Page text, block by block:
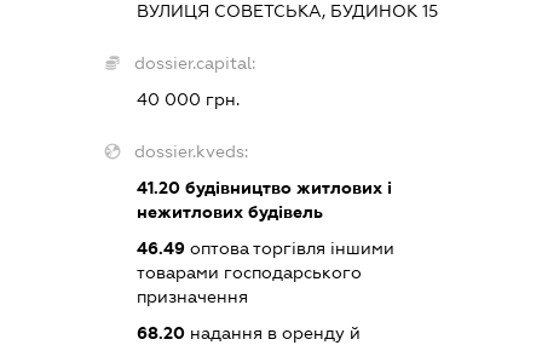
ВУЛИЦЯ СОВЕТСЬКА, БУДИНОК 15
dossier.capital:
40 000 грн.
dossier.kveds:
41.20будівництво житлових і
нежитлових будівель
46.49оптова торгівля іншими
товарами господарського
призначення
68.20надання в оренду й